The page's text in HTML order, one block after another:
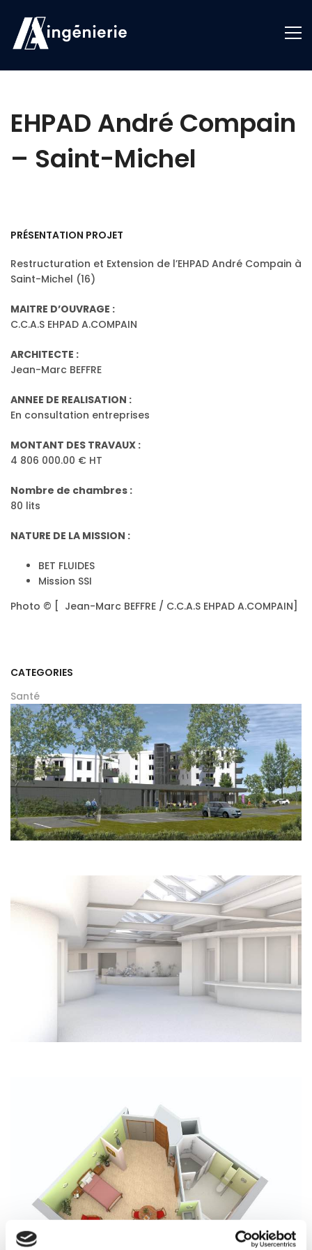
EHPAD André Compain
– Saint-Michel
PRÉSENTATION PROJET
Restructuration et Extension de l’EHPAD André Compain à
Saint-Michel (16)
MAITRE D’OUVRAGE :
C.C.A.S EHPAD A.COMPAIN
ARCHITECTE :
Jean-Marc BEFFRE
ANNEE DE REALISATION :
En consultation entreprises
MONTANT DES TRAVAUX :
4 806 000.00 € HT
Nombre de chambres :
80 lits
NATURE DE LA MISSION :
BET FLUIDES
Mission SSI
Photo © [ Jean-Marc BEFFRE / C.C.A.S EHPAD A.COMPAIN]
CATEGORIES
Santé